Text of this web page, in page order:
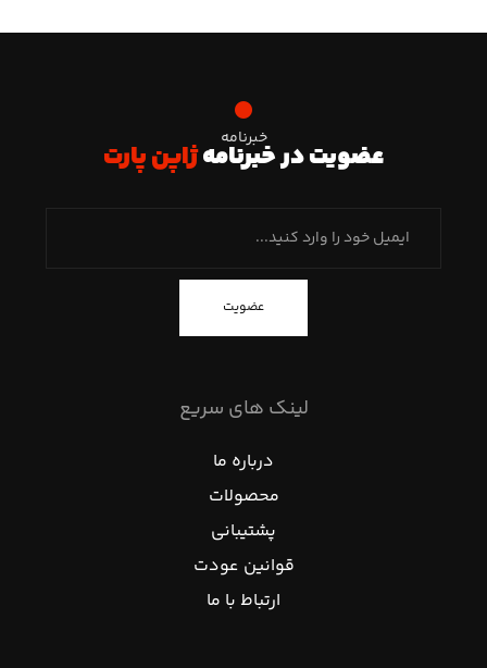
خبرنامه
عضویت در خبرنامهژاپن پارت
عضویت
لینک های سریع
درباره ما
محصولات
پشتیبانی
قوانین عودت
ارتباط با ما